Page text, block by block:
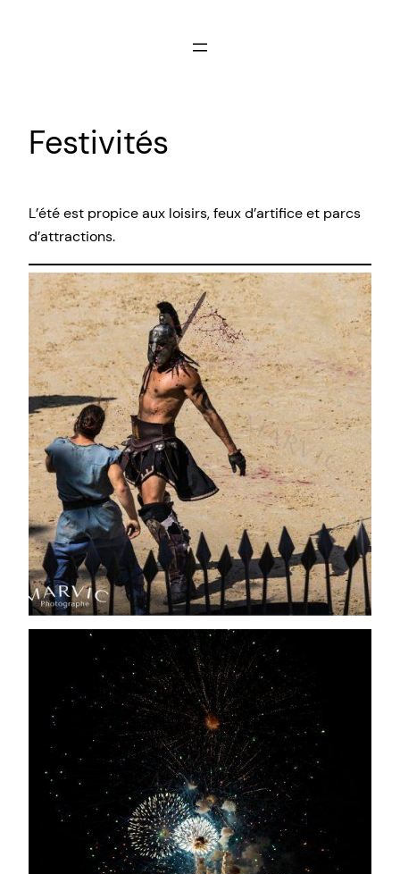
Festivités
L’été est propice aux loisirs, feux d’artifice et parcs
d’attractions.